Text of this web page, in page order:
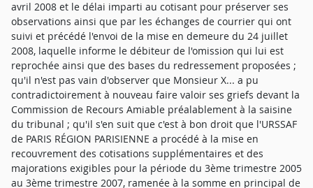
avril 2008 et le délai imparti au cotisant pour préserver ses
observations ainsi que par les échanges de courrier qui ont
suivi et précédé l'envoi de la mise en demeure du 24 juillet
2008, laquelle informe le débiteur de l'omission qui lui est
reprochée ainsi que des bases du redressement proposées ;
qu'il n'est pas vain d'observer que Monsieur X... a pu
contradictoirement à nouveau faire valoir ses griefs devant la
Commission de Recours Amiable préalablement à la saisine
du tribunal ; qu'il s'en suit que c'est à bon droit que l'URSSAF
de PARIS RÉGION PARISIENNE a procédé à la mise en
recouvrement des cotisations supplémentaires et des
majorations exigibles pour la période du 3ème trimestre 2005
au 3ème trimestre 2007, ramenée à la somme en principal de